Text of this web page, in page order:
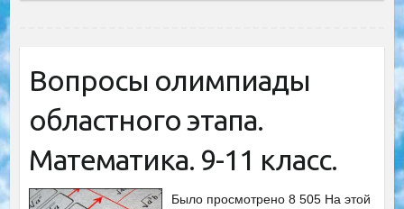
Вопросы олимпиады
областного этапа.
Математика. 9-11 класс.
Было просмотрено 8 505 На этой